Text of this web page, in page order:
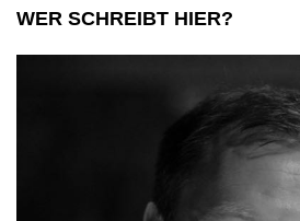
WER SCHREIBT HIER?